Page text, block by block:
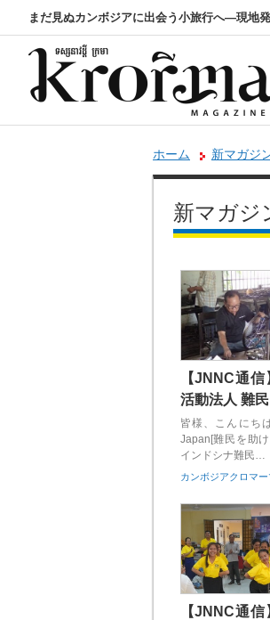
まだ見ぬカンボジアに出会う小旅行へ―現地
ホーム 新マガジ
新マガジ
【JNNC通
活動法人 難
皆様、こんにち
Japan[難民を助
インドシナ難民…
カンボジアクロマ
【JNNC通